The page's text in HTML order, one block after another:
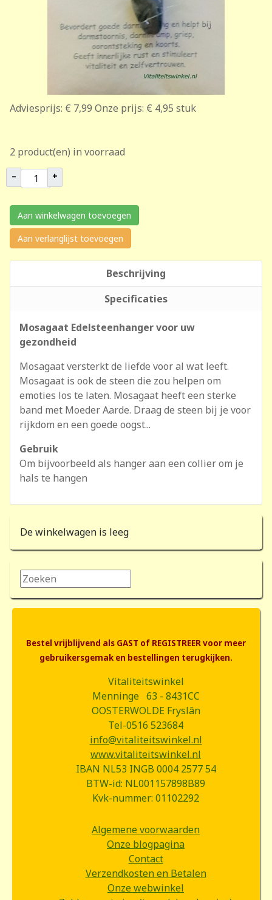
Adviesprijs: € 7,99 Onze prijs: € 4,95 stuk
2 product(en) in voorraad
– +
Aan winkelwagen toevoegen
Aan verlanglijst toevoegen
Beschrijving
Specificaties
Mosagaat Edelsteenhanger voor uw
gezondheid
Mosagaat versterkt de liefde voor al wat leeft.
Mosagaat is ook de steen die zou helpen om
emoties los te laten. Mosagaat heeft een sterke
band met Moeder Aarde. Draag de steen bij je voor
rijkdom en een goede oogst...
Gebruik
Om bijvoorbeeld als hanger aan een collier om je
hals te hangen
De winkelwagen is leeg
Zoeken...
Bestel vrijblijvend als GAST of REGISTREER voor meer
gebruikersgemak en bestellingen terugkijken.
Vitaliteitswinkel
Menninge 63 - 8431CC
OOSTERWOLDE Fryslân
Tel-0516 523684
info@vitaliteitswinkel.nl
www.vitaliteitswinkel.nl
IBAN NL53 INGB 0004 2577 54
BTW-id: NL001157898B89
Kvk-nummer: 01102292
Algemene voorwaarden
Onze blogpagina
Contact
Verzendkosten en Betalen
Onze webwinkel